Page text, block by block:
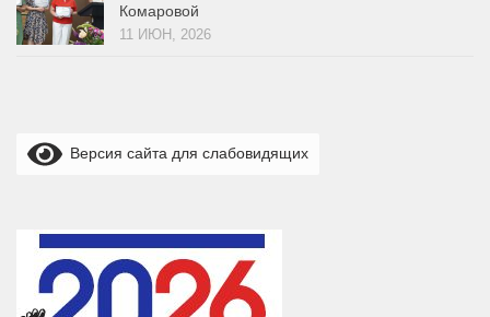
Комаровой
11 ИЮН, 2026
Версия сайта для слабовидящих